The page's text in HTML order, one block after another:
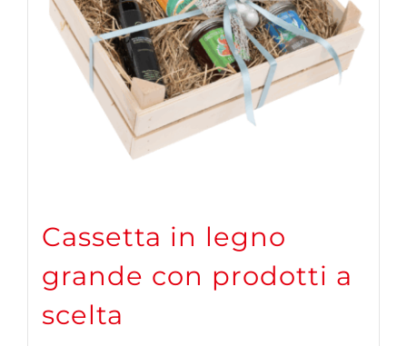
Cassetta in legno
grande con prodotti a
scelta